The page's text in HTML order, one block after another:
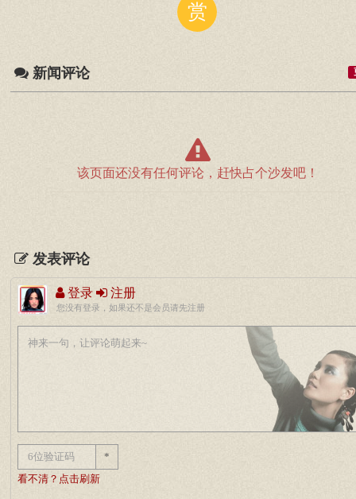
赏
新闻评论
该页面还没有任何评论，赶快占个沙发吧！
发表评论
登录 注册
您没有登录，如果还不是会员请先注册
*
看不清？点击刷新